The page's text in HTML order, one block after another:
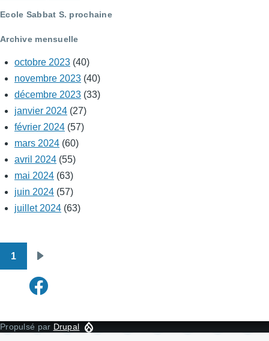
Ecole Sabbat S. prochaine
Archive mensuelle
octobre 2023 (40)
novembre 2023 (40)
décembre 2023 (33)
janvier 2024 (27)
février 2024 (57)
mars 2024 (60)
avril 2024 (55)
mai 2024 (63)
juin 2024 (57)
juillet 2024 (63)
Pagination
1
suivante
Propulsé par Drupal